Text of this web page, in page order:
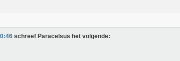
schreef Paracelsus het volgende: